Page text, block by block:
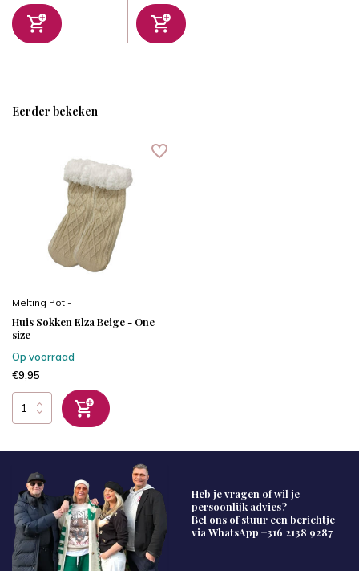
Eerder bekeken
Melting Pot -
Huis Sokken Elza Beige - One
size
Op voorraad
€9,95
Heb je vragen of wil je
persoonlijk advies?
Bel ons of stuur een berichtje
via WhatsApp +316 2138 9287